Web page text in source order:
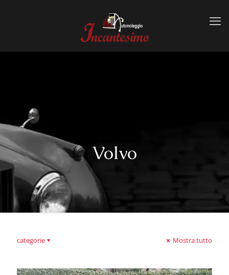
Volvo
categorie Mostra tutto